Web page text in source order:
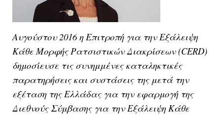
Αυγούστου 2016 η Επιτροπή για την Εξάλειψη
Κάθε Μορφής Ρατσιστικών Διακρίσεων(CERD)
δημοσίευσε τις συνημμένες καταληκτικές
παρατηρήσεις και συστάσεις της μετά την
εξέταση της Ελλάδαςγια την εφαρμογή της
Διεθνούς Σύμβασης για την Εξάλειψη Κάθε